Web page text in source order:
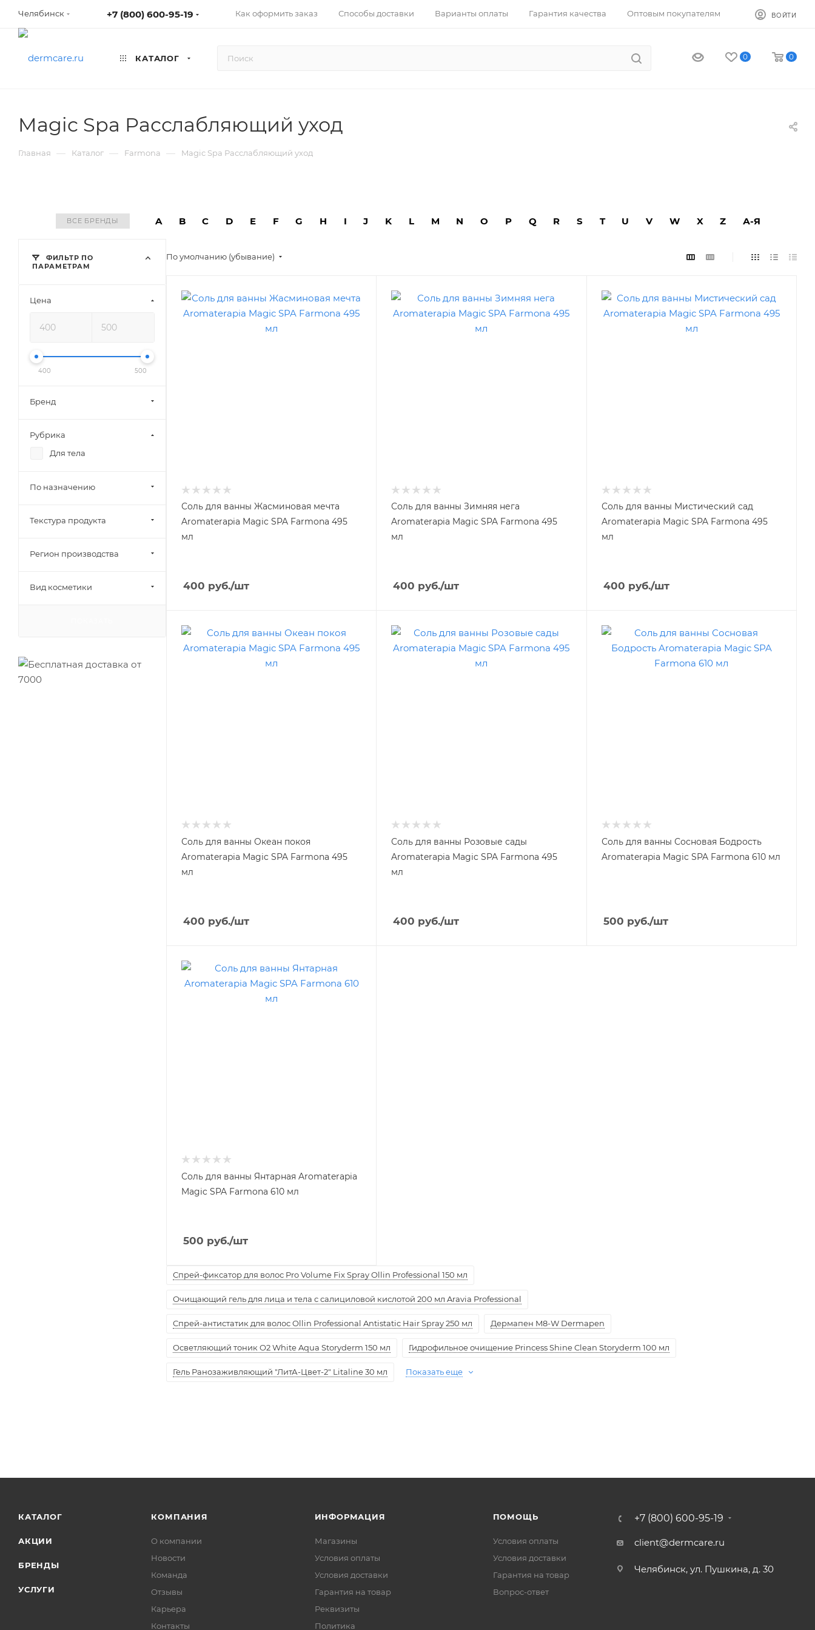
Челябинск +7 (800) 600-95-19 Как оформить заказ Способы доставки Варианты оплаты Гарантия качества Оптовым покупателям ВОЙТИ
КАТАЛОГ 0 0
Magic Spa Расслабляющий уход
Главная — Каталог — Farmona — Magic Spa Расслабляющий уход
ВСЕ БРЕНДЫ A B C D E F G H I J K L M N O P Q R S T U V W X Z А-Я
По умолчанию (убывание)
Соль для ванны Жасминовая мечта
Aromaterapia Magic SPA Farmona 495
мл
400 руб./шт
Соль для ванны Зимняя нега
Aromaterapia Magic SPA Farmona 495
мл
400 руб./шт
Соль для ванны Мистический сад
Aromaterapia Magic SPA Farmona 495
мл
400 руб./шт
Соль для ванны Океан покоя
Aromaterapia Magic SPA Farmona 495
мл
400 руб./шт
Соль для ванны Розовые сады
Aromaterapia Magic SPA Farmona 495
мл
400 руб./шт
Соль для ванны Сосновая Бодрость
Aromaterapia Magic SPA Farmona 610 мл
500 руб./шт
Соль для ванны Янтарная Aromaterapia
Magic SPA Farmona 610 мл
500 руб./шт
Спрей-фиксатор для волос Pro Volume Fix Spray Ollin Professional 150 мл
Очищающий гель для лица и тела с салициловой кислотой 200 мл Aravia Professional
Спрей-антистатик для волос Ollin Professional Antistatic Hair Spray 250 мл Дермапен M8-W Dermapen
Осветляющий тоник O2 White Aqua Storyderm 150 мл Гидрофильное очищение Princess Shine Clean Storyderm 100 мл
Гель Ранозаживляющий "ЛитА-Цвет-2" Litaline 30 мл Показать еще
ФИЛЬТР ПО
ПАРАМЕТРАМ
Цена
400 500
Бренд
Рубрика
Для тела
По назначению
Текстура продукта
Регион производства
Вид косметики
КАТАЛОГ
АКЦИИ
БРЕНДЫ
УСЛУГИ
КОМПАНИЯ
О компании
Новости
Команда
Отзывы
Карьера
Контакты
ИНФОРМАЦИЯ
Магазины
Условия оплаты
Условия доставки
Гарантия на товар
Реквизиты
Политика
ПОМОЩЬ
Условия оплаты
Условия доставки
Гарантия на товар
Вопрос-ответ
+7 (800) 600-95-19
client@dermcare.ru
Челябинск, ул. Пушкина, д. 30